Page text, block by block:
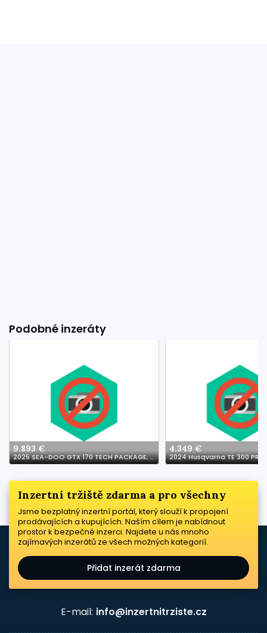
Podobné inzeráty
9.893 €
2025 SEA-DOO GTX 170 TECH PACKAGE, AUDIO, IDF, IBR Jetski
4.349 €
2024 Husqvarna TE 300
Inzertní tržiště zdarma a pro všechny
Jsme bezplatný inzertní portál, který slouží k propojení
prodávajících a kupujících. Naším cílem je nabídnout
prostor k bezpečné inzerci. Najdete u nás mnoho
zajímavých inzerátů ze všech možných kategorií.
Přidat inzerát zdarma
E-mail: info@inzertnitrziste.cz